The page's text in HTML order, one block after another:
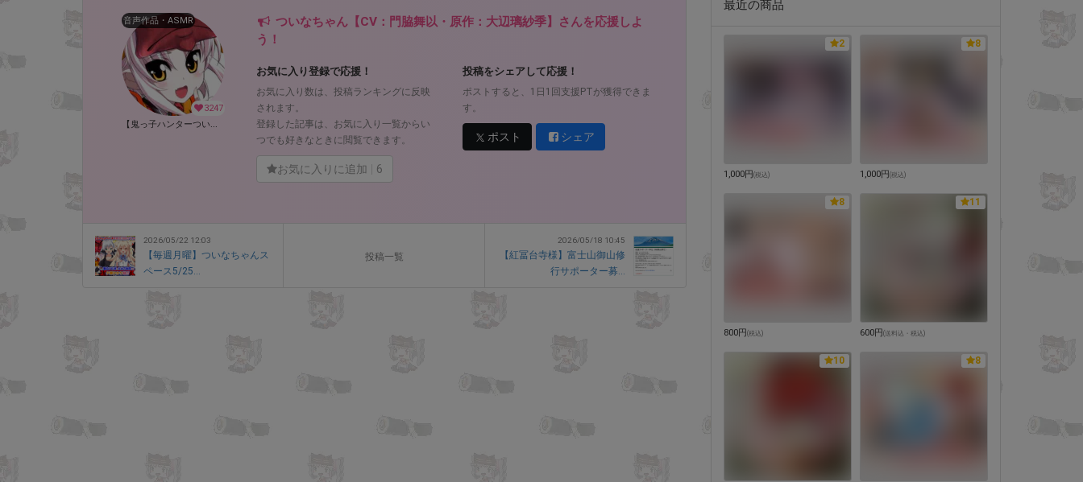
3247
音声作品・ASMR
【鬼っ子ハンターついなちゃん】（CV：門脇舞以）プロジェクト！ (ついなちゃん【CV：門脇舞以・原作：大辺璃紗季】)
ついなちゃん【CV：門脇舞以・原作：大辺璃紗季】さんを応援しよ
う！
お気に入り登録で応援！
お気に入り数は、投稿ランキングに反映
されます。
登録した記事は、お気に入り一覧からい
つでも好きなときに閲覧できます。
お気に入りに追加 6
投稿をシェアして応援！
ポストすると、1日1回支援PTが獲得できま
す。
ポスト シェア
2026/05/22 12:03
【毎週月曜】ついなちゃんス
ペース5/25...
投稿一覧
2026/05/18 10:45
【紅冨台寺様】富士山御山修
行サポーター募...
最近の商品
2
1,000円(税込)
8
1,000円(税込)
8
800円(税込)
11
600円(送料込・税込)
10 8